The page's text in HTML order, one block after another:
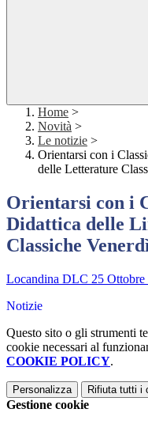
Home >
Novità >
Le notizie >
Orientarsi con i
delle Letterature
Orientarsi con i
Didattica delle
Classiche
Locandina DLC 25 Ottobre
Notizie
Questo sito o gli strumenti
cookie necessari al
COOKIE POLICY.
Personalizza Rifiuta tutti i
Gestione cookie